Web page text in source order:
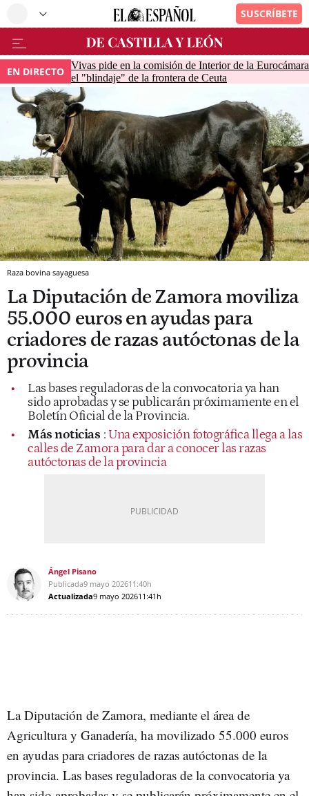
EN DIRECTO Vivas pide en la comisión de Interior de la Eurocámara
el "blindaje" de la frontera de Ceuta
Raza bovina sayaguesa
La Diputación de Zamora moviliza
55.000 euros en ayudas para
criadores de razas autóctonas de la
provincia
Las bases reguladoras de la convocatoria ya han
sido aprobadas y se publicarán próximamente en el
Boletín Oficial de la Provincia.
Más noticias : Una exposición fotográfica llega a las
calles de Zamora para dar a conocer las razas
autóctonas de la provincia
Ángel Pisano
Publicada9 mayo 202611:40h
Actualizada9 mayo 202611:41h
La Diputación de Zamora, mediante el área de
Agricultura y Ganadería, ha movilizado 55.000 euros
en ayudas para criadores de razas autóctonas de la
provincia. Las bases reguladoras de la convocatoria ya